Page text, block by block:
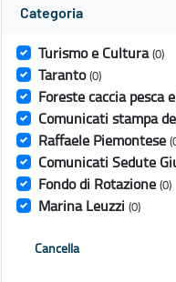
Categoria
Turismo e Cultura (0)
Taranto (0)
Foreste caccia pesca
Comunicati stampa
Raffaele Piemontese
Comunicati Sedute
Fondo di Rotazione (0)
Marina Leuzzi (0)
Cancella